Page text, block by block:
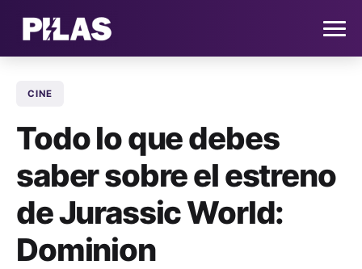
NOTICIAS
QUIÉNES SOMOS
CONTACTO
CINE
Todo lo que debes
saber sobre el estreno
de Jurassic World:
Dominion